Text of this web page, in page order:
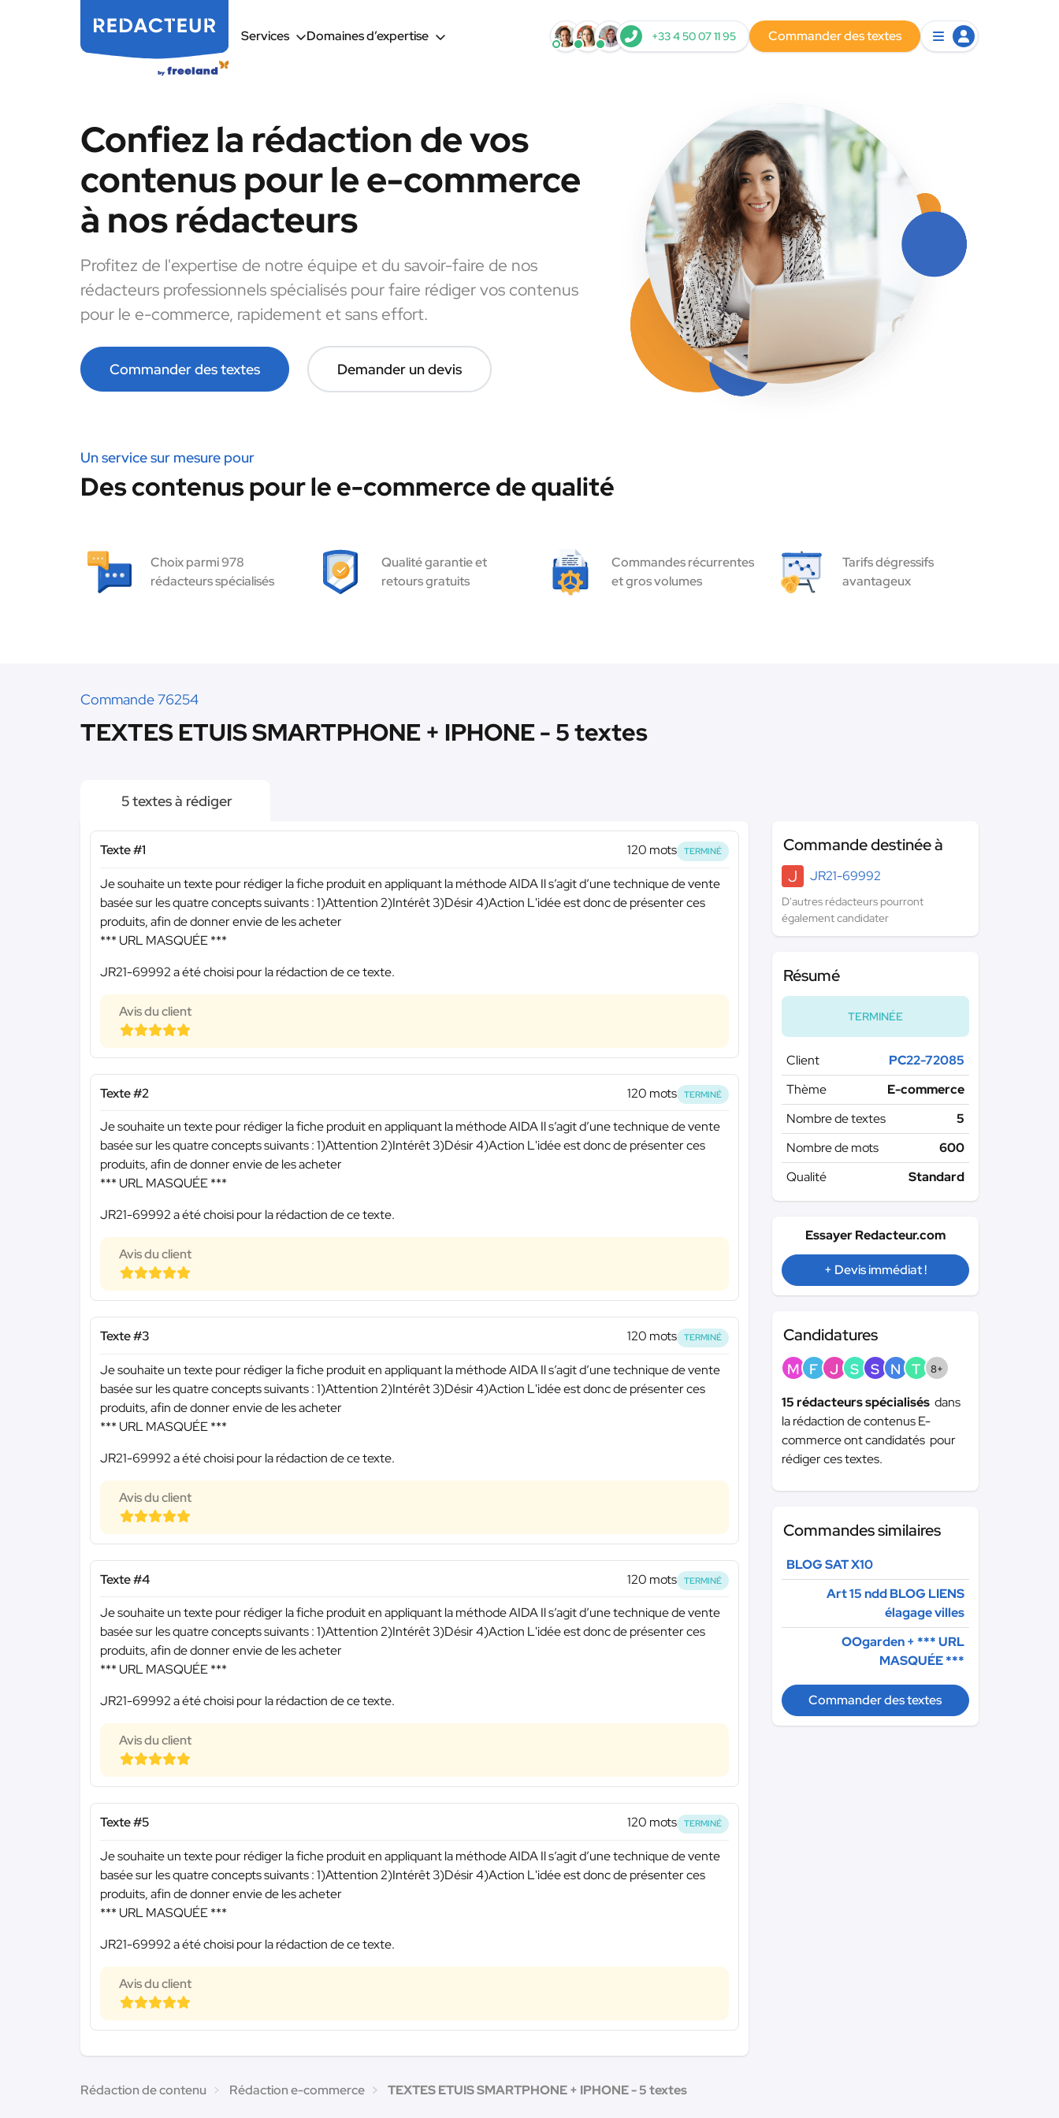
Services Domaines d’expertise +33 4 50 07 11 95 Commander des textes
Confiez la rédaction de vos
contenus pour le e-commerce
à nos rédacteurs
Profitez de l'expertise de notre équipe et du savoir-faire de nos
rédacteurs professionnels spécialisés pour faire rédiger vos contenus
pour le e-commerce, rapidement et sans effort.
Commander des textes Demander un devis
Un service sur mesure pour
Des contenus pour le e-commerce de qualité
Choix parmi 978
rédacteurs spécialisés
Qualité garantie et
retours gratuits
Commandes récurrentes
et gros volumes
Tarifs dégressifs
avantageux
Commande 76254
TEXTES ETUIS SMARTPHONE + IPHONE - 5 textes
5 textes à rédiger
Texte #1 120 mots TERMINÉ
Je souhaite un texte pour rédiger la fiche produit en appliquant la méthode AIDA Il s’agit d’une technique de vente
basée sur les quatre concepts suivants : 1)Attention 2)Intérêt 3)Désir 4)Action L'idée est donc de présenter ces
produits, afin de donner envie de les acheter
*** URL MASQUÉE ***
JR21-69992 a été choisi pour la rédaction de ce texte.
Avis du client
Texte #2 120 mots TERMINÉ
Je souhaite un texte pour rédiger la fiche produit en appliquant la méthode AIDA Il s’agit d’une technique de vente
basée sur les quatre concepts suivants : 1)Attention 2)Intérêt 3)Désir 4)Action L'idée est donc de présenter ces
produits, afin de donner envie de les acheter
*** URL MASQUÉE ***
JR21-69992 a été choisi pour la rédaction de ce texte.
Avis du client
Texte #3 120 mots TERMINÉ
Je souhaite un texte pour rédiger la fiche produit en appliquant la méthode AIDA Il s’agit d’une technique de vente
basée sur les quatre concepts suivants : 1)Attention 2)Intérêt 3)Désir 4)Action L'idée est donc de présenter ces
produits, afin de donner envie de les acheter
*** URL MASQUÉE ***
JR21-69992 a été choisi pour la rédaction de ce texte.
Avis du client
Texte #4 120 mots TERMINÉ
Je souhaite un texte pour rédiger la fiche produit en appliquant la méthode AIDA Il s’agit d’une technique de vente
basée sur les quatre concepts suivants : 1)Attention 2)Intérêt 3)Désir 4)Action L'idée est donc de présenter ces
produits, afin de donner envie de les acheter
*** URL MASQUÉE ***
JR21-69992 a été choisi pour la rédaction de ce texte.
Avis du client
Texte #5 120 mots TERMINÉ
Je souhaite un texte pour rédiger la fiche produit en appliquant la méthode AIDA Il s’agit d’une technique de vente
basée sur les quatre concepts suivants : 1)Attention 2)Intérêt 3)Désir 4)Action L'idée est donc de présenter ces
produits, afin de donner envie de les acheter
*** URL MASQUÉE ***
JR21-69992 a été choisi pour la rédaction de ce texte.
Avis du client
Commande destinée à
J
JR21-69992
D'autres rédacteurs pourront
également candidater
Résumé
TERMINÉE
Client
PC22-72085
Thème
E-commerce
Nombre de textes
5
Nombre de mots
600
Qualité
Standard
Essayer Redacteur.com
+ Devis immédiat !
Candidatures
M F J S S N T 8+
15 rédacteurs spécialisés dans
la rédaction de contenus E-
commerce ont candidatés pour
rédiger ces textes.
Commandes similaires
BLOG SAT X10
Art 15 ndd BLOG LIENS
élagage villes
OOgarden + *** URL
MASQUÉE ***
Commander des textes
Rédaction de contenu Rédaction e-commerce TEXTES ETUIS SMARTPHONE + IPHONE - 5 textes